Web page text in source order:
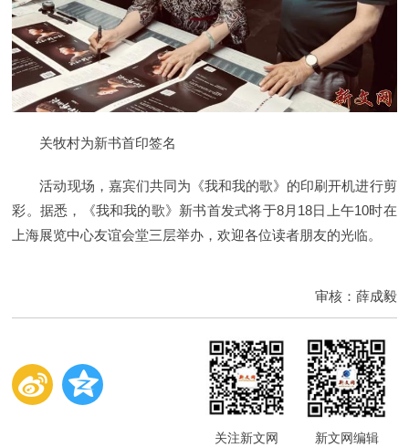
关牧村为新书首印签名
活动现场，嘉宾们共同为《我和我的歌》的印刷开机进行剪
彩。据悉，《我和我的歌》新书首发式将于8月18日上午10时在
上海展览中心友谊会堂三层举办，欢迎各位读者朋友的光临。
审核：薛成毅
关注新文网
新文网编辑